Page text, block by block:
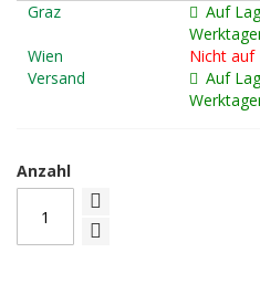
Graz
Auf
Wien
Nicht auf
Versand
Auf
Anzahl